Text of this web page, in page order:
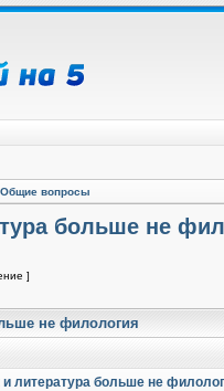
Общие вопросы
больше не
]
не филология
и литература больше не